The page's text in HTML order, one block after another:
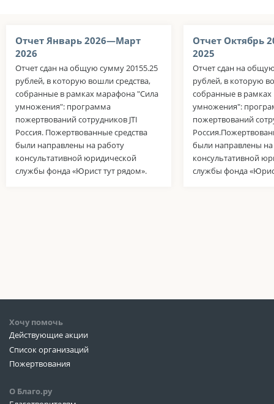
Отчет Январь 2026—Март
2026
Отчет сдан на общую сумму 20155.25
рублей, в которую вошли средства,
собранные в рамках марафона "Сила
умножения": программа
пожертвований сотрудников JTI
Россия. Пожертвованные средства
были направлены на работу
консультативной юридической
службы фонда «Юрист тут рядом».
Отчет Октябрь
2025
Отчет сдан на
рублей, в которую
собранные в
умножения":
пожертвований
были направлены на
консультативной
службы фонда
Хочу помочь
Действующие акции
Список организаций
Пожертвования
О Благо.ру